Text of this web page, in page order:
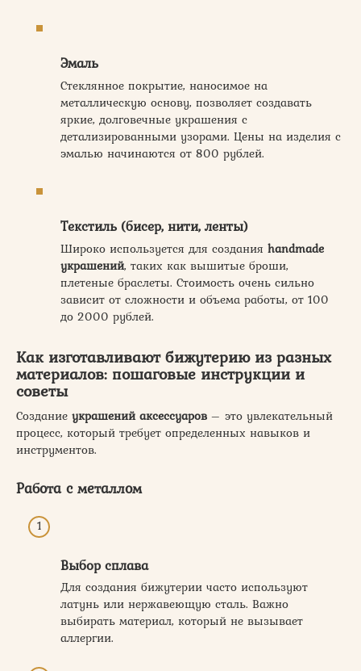
Эмаль
Стеклянное покрытие, наносимое на
металлическую основу, позволяет создавать
яркие, долговечные украшения с
детализированными узорами. Цены на изделия с
эмалью начинаются от 800 рублей.
Текстиль (бисер, нити, ленты)
Широко используется для создания handmade
украшений, таких как вышитые броши,
плетеные браслеты. Стоимость очень сильно
зависит от сложности и объема работы, от 100
до 2000 рублей.
Как изготавливают бижутерию из разных
материалов: пошаговые инструкции и
советы
Создание украшений аксессуаров – это увлекательный
процесс, который требует определенных навыков и
инструментов.
Работа с металлом
Выбор сплава
Для создания бижутерии часто используют
латунь или нержавеющую сталь. Важно
выбирать материал, который не вызывает
аллергии.